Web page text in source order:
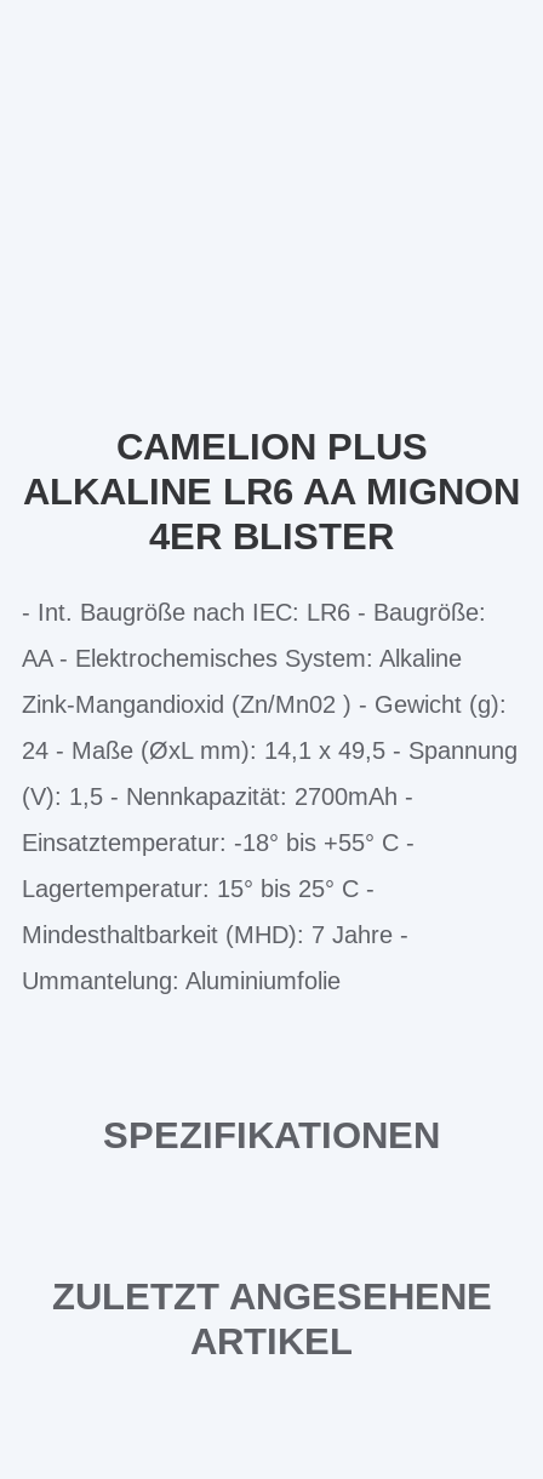
CAMELION PLUS
ALKALINE LR6 AA MIGNON
4ER BLISTER
- Int. Baugröße nach IEC: LR6 - Baugröße:
AA - Elektrochemisches System: Alkaline
Zink-Mangandioxid (Zn/Mn02 ) - Gewicht (g):
24 - Maße (ØxL mm): 14,1 x 49,5 - Spannung
(V): 1,5 - Nennkapazität: 2700mAh -
Einsatztemperatur: -18° bis +55° C -
Lagertemperatur: 15° bis 25° C -
Mindesthaltbarkeit (MHD): 7 Jahre -
Ummantelung: Aluminiumfolie
SPEZIFIKATIONEN
ZULETZT ANGESEHENE
ARTIKEL